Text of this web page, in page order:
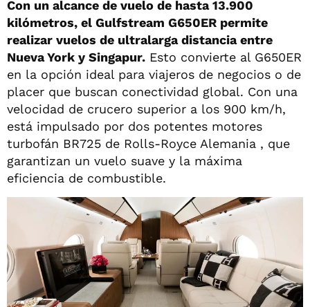
Con un alcance de vuelo de hasta 13.900
kilómetros, el Gulfstream G650ER permite
realizar vuelos de ultralarga distancia entre
Nueva York y Singapur. Esto convierte al G650ER
en la opción ideal para viajeros de negocios o de
placer que buscan conectividad global. Con una
velocidad de crucero superior a los 900 km/h,
está impulsado por dos potentes motores
turbofán BR725 de Rolls-Royce Alemania , que
garantizan un vuelo suave y la máxima
eficiencia de combustible.